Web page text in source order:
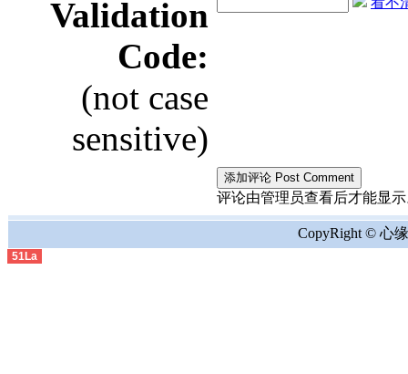
Validation
Code:
(not case
sensitive)
评论由管理员查看后才能显示
CopyRight © 心
51La